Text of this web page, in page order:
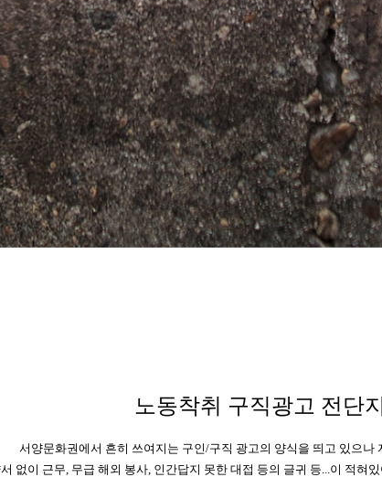
노동착취 구직광고 전단
서양문화권에서 흔히 쓰여지는 구인/구직 광고의 양식을 띄고 있으
없이 근무, 무급 해외 봉사, 인간답지 못한 대접 등의 글귀 등...이 적혀